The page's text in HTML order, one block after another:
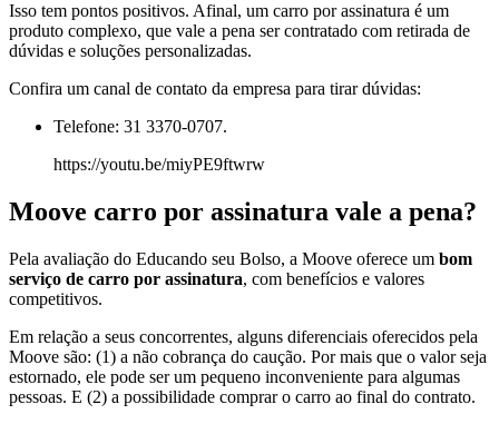
Isso tem pontos positivos. Afinal, um carro por assinatura é um
produto complexo, que vale a pena ser contratado com retirada de
dúvidas e soluções personalizadas.
Confira um canal de contato da empresa para tirar dúvidas:
Telefone: 31 3370-0707.
https://youtu.be/miyPE9ftwrw
Moove carro por assinatura vale a pena?
Pela avaliação do Educando seu Bolso, a Moove oferece um bom
serviço de carro por assinatura, com benefícios e valores
competitivos.
Em relação a seus concorrentes, alguns diferenciais oferecidos pela
Moove são: (1) a não cobrança do caução. Por mais que o valor seja
estornado, ele pode ser um pequeno inconveniente para algumas
pessoas. E (2) a possibilidade comprar o carro ao final do contrato.